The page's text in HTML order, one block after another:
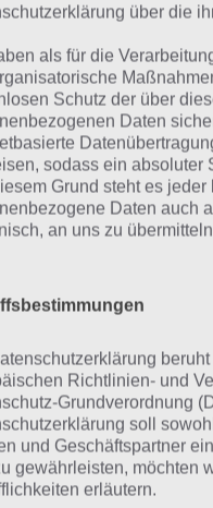
Bond World of
Screenshot
– (c) Glu
Unter anderem sollt
von
Team einzusetzen.
kann man
mit anderen Spielern
zu
du dir einen
über die
als für die
Schutz der über
Daten
sodass ein absoluter
Grund steht es jeder
Daten auch
an uns zu
Richtlinien- und
Grundverordnung
soll
und Geschäftspartner
gewährleisten, möchten
erläutern.